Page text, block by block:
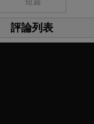
評論列表